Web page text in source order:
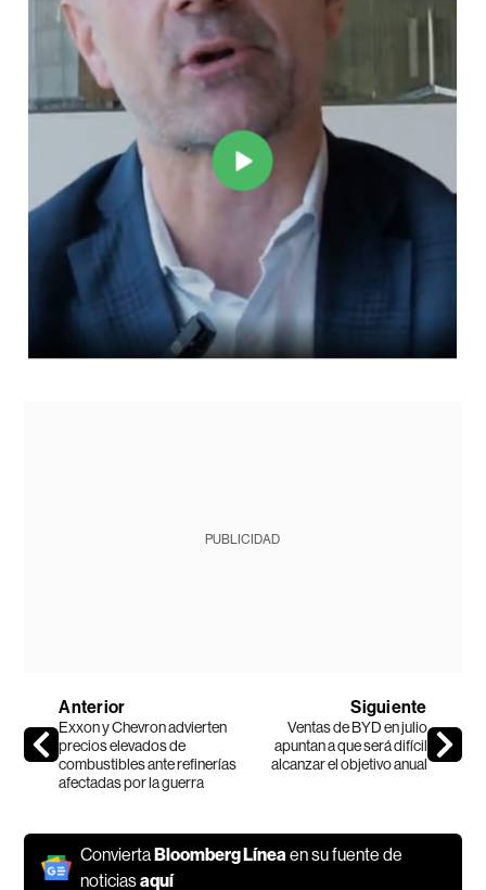
PUBLICIDAD
Anterior
Exxon y Chevron advierten
precios elevados de
combustibles ante refinerías
afectadas por la guerra
Siguiente
Ventas de BYD en julio
apuntan a que será difícil
alcanzar el objetivo anual
ConviertaBloomberg Línea en su fuente de
noticiasaquí